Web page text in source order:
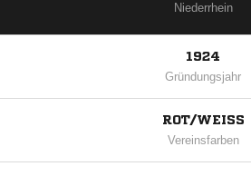
Niederrhein
1924
Gründungsjahr
ROT/WEISS
Vereinsfarben